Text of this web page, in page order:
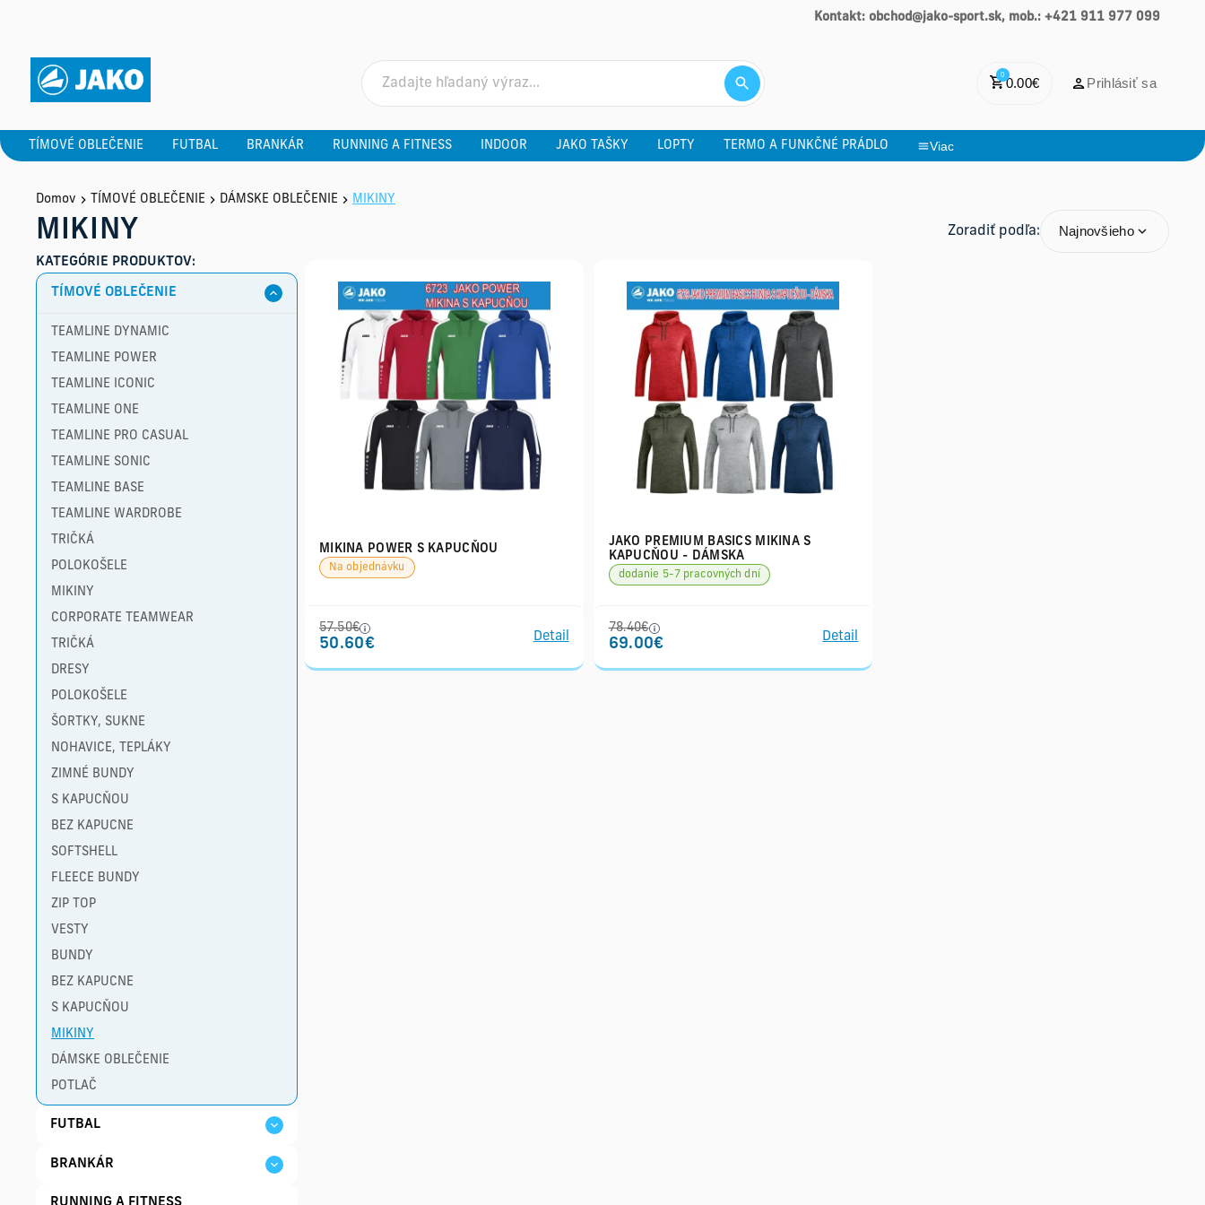
Kontakt: obchod@jako-sport.sk, mob.: +421 911 977 099
0
0.00€ Prihlásiť sa
TÍMOVÉ OBLEČENIE FUTBAL BRANKÁR RUNNING A FITNESS INDOOR JAKO TAŠKY LOPTY TERMO A FUNKČNÉ PRÁDLO Viac
Domov TÍMOVÉ OBLEČENIE DÁMSKE OBLEČENIE MIKINY
MIKINY Zoradiť podľa: Najnovšieho
KATEGÓRIE PRODUKTOV:
TÍMOVÉ OBLEČENIE
TEAMLINE DYNAMIC
TEAMLINE POWER
TEAMLINE ICONIC
TEAMLINE ONE
TEAMLINE PRO CASUAL
TEAMLINE SONIC
TEAMLINE BASE
TEAMLINE WARDROBE
TRIČKÁ
POLOKOŠELE
MIKINY
CORPORATE TEAMWEAR
TRIČKÁ
DRESY
POLOKOŠELE
ŠORTKY, SUKNE
NOHAVICE, TEPLÁKY
ZIMNÉ BUNDY
S KAPUCŇOU
BEZ KAPUCNE
SOFTSHELL
FLEECE BUNDY
ZIP TOP
VESTY
BUNDY
BEZ KAPUCNE
S KAPUCŇOU
MIKINY
DÁMSKE OBLEČENIE
POTLAČ
FUTBAL
BRANKÁR
MIKINA POWER S KAPUCŇOU
Na objednávku
57.50€
50.60€ Detail
JAKO PREMIUM BASICS MIKINA S
KAPUCŇOU - DÁMSKA
dodanie 5-7 pracovných dní
78.40€
69.00€ Detail